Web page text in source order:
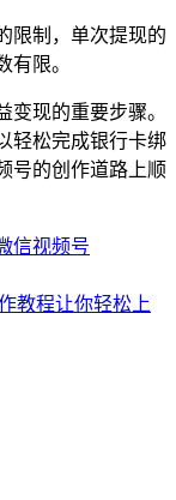
限制，单次提现的
有限。
现的重要步骤。
轻松完成银行卡绑
号的创作道路上顺
信视频号
教程让你轻松上